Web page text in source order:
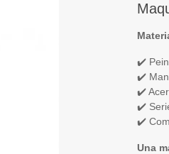
✔️
✔️
✔️
✔️
✔️
Una